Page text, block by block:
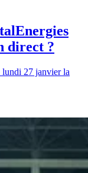
direct ?
lundi 27 janvier la